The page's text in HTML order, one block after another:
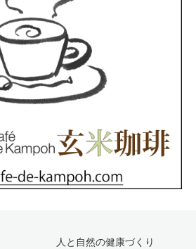
人と自然の健康づくり